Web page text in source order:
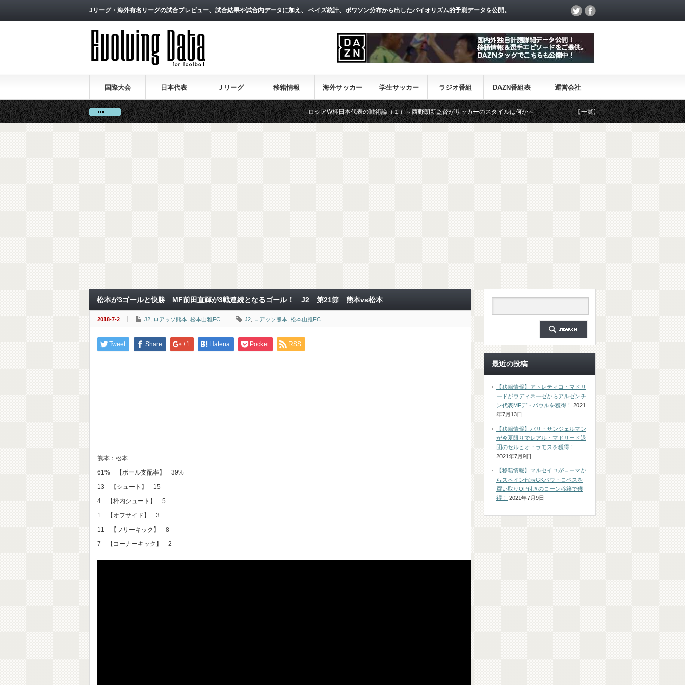
Jリーグ・海外有名リーグの試合プレビュー、試合結果や試合内データに加え、 ベイズ統計、ポワソン分布から出したバイオリズム的予測データを公開。
国際大会 日本代表 Ｊリーグ 移籍情報 海外サッカー 学生サッカー ラジオ番組 DAZN番組表 運営会社
ロシアW杯日本代表の戦術論（１）～西野朗新監督がサッカーのスタイルは何か～ 【一覧】J1・J2・J3リーグ「退団・戦力外選手
松本が3ゴールと快勝 MF前田直輝が3戦連続となるゴール！ J2 第21節 熊本vs松本
2018-7-2 J2 ロアッソ熊本 松本山雅FC J2 ロアッソ熊本 松本山雅FC
Tweet Share +1 Hatena Pocket RSS
熊本：松本
61% 【ボール支配率】 39%
13 【シュート】 15
4 【枠内シュート】 5
1 【オフサイド】 3
11 【フリーキック】 8
7 【コーナーキック】 2
最近の投稿
【移籍情報】アトレティコ・マドリ
ードがウディネーゼからアルゼンチ
ン代表MFデ・パウルを獲得！
2021
年7月13日
【移籍情報】パリ・サンジェルマン
が今夏限りでレアル・マドリード退
団のセルヒオ・ラモスを獲得！
2021年7月9日
【移籍情報】マルセイユがローマか
らスペイン代表GKパウ・ロペスを
買い取りOP付きのローン移籍で獲
得！
2021年7月9日